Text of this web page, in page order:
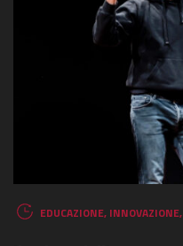
EDUCAZIONE, INNOVAZIONE,